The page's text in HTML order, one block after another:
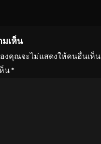
มเห็น
งคุณจะไม่แสดงให้คนอื่นเห็น
น*